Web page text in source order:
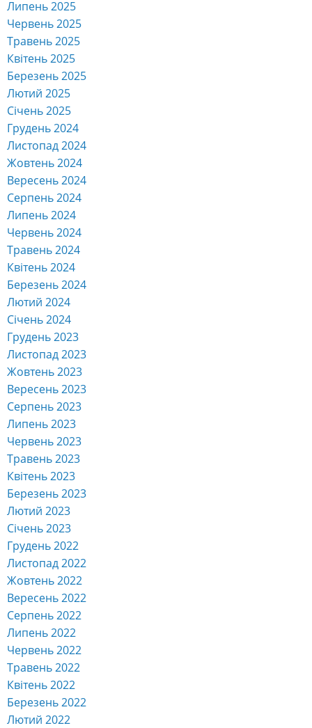
Липень 2025
Червень 2025
Травень 2025
Квітень 2025
Березень 2025
Лютий 2025
Січень 2025
Грудень 2024
Листопад 2024
Жовтень 2024
Вересень 2024
Серпень 2024
Липень 2024
Червень 2024
Травень 2024
Квітень 2024
Березень 2024
Лютий 2024
Січень 2024
Грудень 2023
Листопад 2023
Жовтень 2023
Вересень 2023
Серпень 2023
Липень 2023
Червень 2023
Травень 2023
Квітень 2023
Березень 2023
Лютий 2023
Січень 2023
Грудень 2022
Листопад 2022
Жовтень 2022
Вересень 2022
Серпень 2022
Липень 2022
Червень 2022
Травень 2022
Квітень 2022
Березень 2022
Лютий 2022